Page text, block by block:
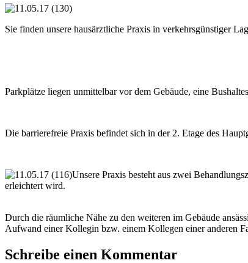
Sie finden unsere hausärztliche Praxis in verkehrsgünstiger
Parkplätze liegen unmittelbar vor dem Gebäude, eine
Die barrierefreie Praxis befindet sich in der 2. Etage des
Unsere Praxis besteht aus zwei
erleichtert wird.
Durch die räumliche Nähe zu den weiteren im Gebäude
Aufwand einer Kollegin bzw. einem Kollegen einer anderen
Schreibe einen Kommentar